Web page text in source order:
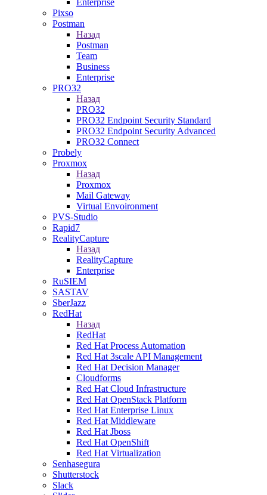
Enterprise
Pixso
Postman
Назад
Postman
Team
Business
Enterprise
PRO32
Назад
PRO32
PRO32 Endpoint Security Standard
PRO32 Endpoint Security Advanced
PRO32 Connect
Probely
Proxmox
Назад
Proxmox
Mail Gateway
Virtual Envoironment
PVS-Studio
Rapid7
RealityCapture
Назад
RealityCapture
Enterprise
RuSIEM
SASTAV
SberJazz
RedHat
Назад
RedHat
Red Hat Process Automation
Red Hat 3scale API Management
Red Hat Decision Manager
Cloudforms
Red Hat Cloud Infrastructure
Red Hat OpenStack Platform
Red Hat Enterprise Linux
Red Hat Middleware
Red Hat Jboss
Red Hat OpenShift
Red Hat Virtualization
Senhasegura
Shutterstock
Slack